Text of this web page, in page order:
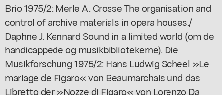
Brio 1975/2: Merle A. Crosse The organisation and
control of archive materials in opera houses./
Daphne J. Kennard Sound in a limited world (om de
handicappede og musikbibliotekerne). Die
Musikforschung 1975/2: Hans Ludwig Scheel »Le
mariage de Figaro« von Beaumarchais und das
Libretto der »Nozze di Figaro« von Lorenzo Da